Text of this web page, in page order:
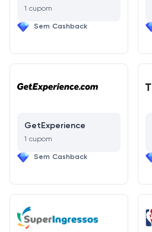
1 cupom
Sem Cashback
GetExperience
1 cupom
Sem Cashback